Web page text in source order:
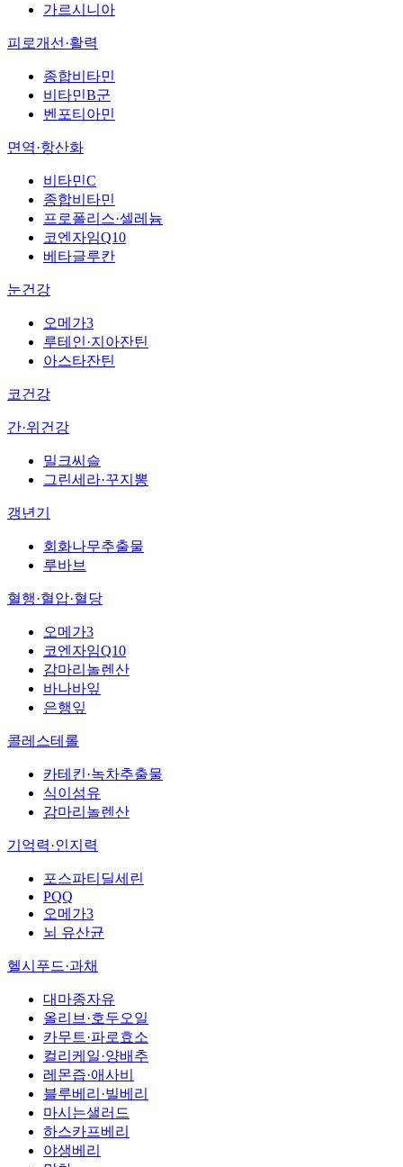
가르시니아
피로개선·활력
종합비타민
비타민B군
벤포티아민
면역·항산화
비타민C
종합비타민
프로폴리스·셀레늄
코엔자임Q10
베타글루칸
눈건강
오메가3
루테인·지아잔틴
아스타잔틴
코건강
간·위건강
밀크씨슬
그린세라·꾸지뽕
갱년기
회화나무추출물
루바브
혈행·혈압·혈당
오메가3
코엔자임Q10
감마리놀렌산
바나바잎
은행잎
콜레스테롤
카테킨·녹차추출물
식이섬유
감마리놀렌산
기억력·인지력
포스파티딜세린
PQQ
오메가3
뇌 유산균
헬시푸드·과채
대마종자유
올리브·호두오일
카무트·파로효소
컬리케일·양배추
레몬즙·애사비
블루베리·빌베리
마시는샐러드
하스카프베리
야생베리